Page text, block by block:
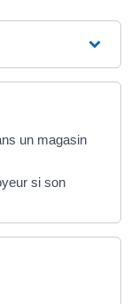
un magasin
si son